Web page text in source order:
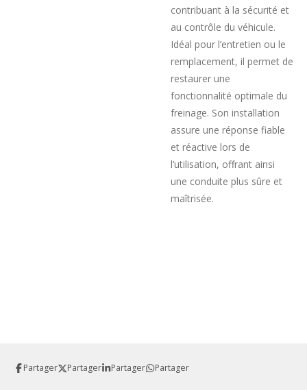
contribuant à la sécurité et
au contrôle du véhicule.
Idéal pour l’entretien ou le
remplacement, il permet de
restaurer une
fonctionnalité optimale du
freinage. Son installation
assure une réponse fiable
et réactive lors de
l’utilisation, offrant ainsi
une conduite plus sûre et
maîtrisée.
Partager Partager Partager Partager